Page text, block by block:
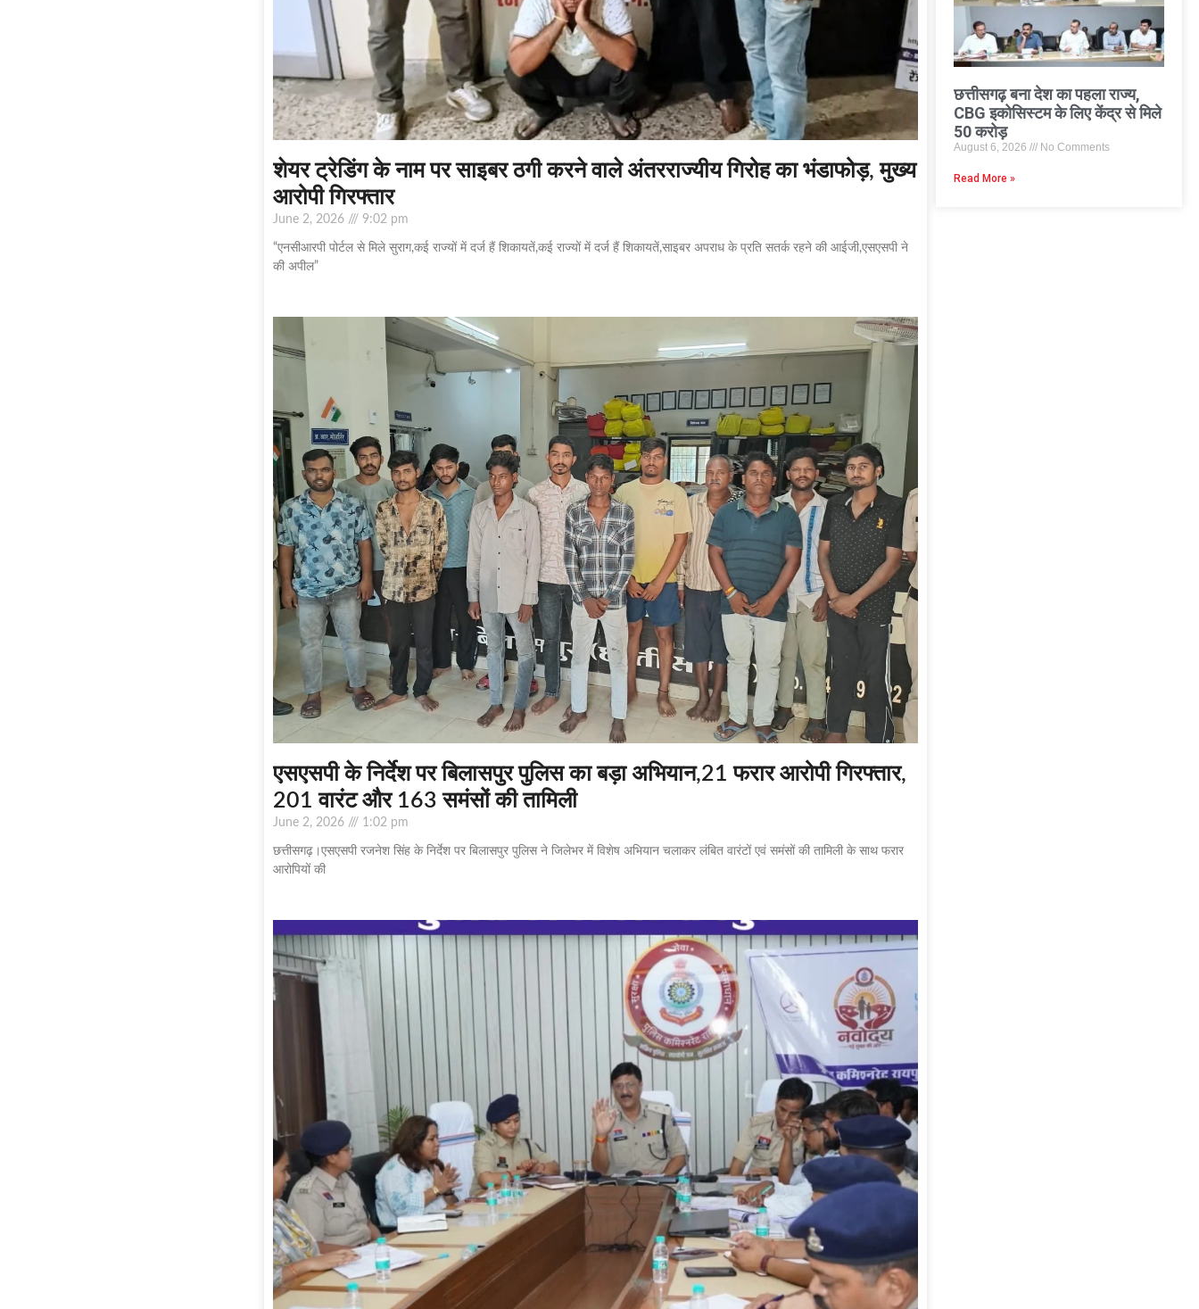
शेयर ट्रेडिंग के नाम पर साइबर ठगी करने वाले अंतरराज्यीय गिरोह का भंडाफोड़, मुख्य
आरोपी गिरफ्तार
June 2, 2026 9:02 pm
“एनसीआरपी पोर्टल से मिले सुराग,कई राज्यों में दर्ज हैं शिकायतें,कई राज्यों में दर्ज हैं शिकायतें,साइबर अपराध के प्रति सतर्क रहने की आईजी,एसएसपी ने
की अपील”
एसएसपी के निर्देश पर बिलासपुर पुलिस का बड़ा अभियान,21 फरार आरोपी गिरफ्तार,
201 वारंट और 163 समंसों की तामिली
June 2, 2026 1:02 pm
छत्तीसगढ़।एसएसपी रजनेश सिंह के निर्देश पर बिलासपुर पुलिस ने जिलेभर में विशेष अभियान चलाकर लंबित वारंटों एवं समंसों की तामिली के साथ फरार
आरोपियों की
छत्तीसगढ़ बना देश का पहला राज्य,
CBG इकोसिस्टम के लिए केंद्र से मिले
50 करोड़
August 6, 2026 No Comments
Read More »